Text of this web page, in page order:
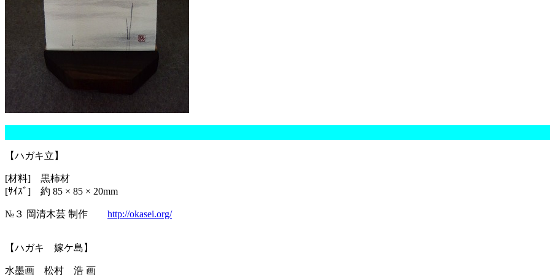
【ハガキ立】
[材料] 黒柿材
[ｻｲｽﾞ] 約 85 × 85 × 20mm
№３ 岡清木芸 制作 http://okasei.org/
【ハガキ 嫁ケ島】
水墨画 松村 浩 画